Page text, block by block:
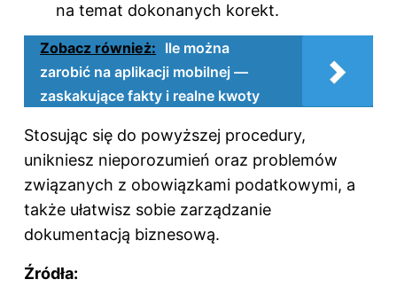
na temat dokonanych korekt.
Zobacz również: Ile można
zarobić na aplikacji mobilnej —
zaskakujące fakty i realne kwoty
Stosując się do powyższej procedury,
unikniesz nieporozumień oraz problemów
związanych z obowiązkami podatkowymi, a
także ułatwisz sobie zarządzanie
dokumentacją biznesową.
Źródła: